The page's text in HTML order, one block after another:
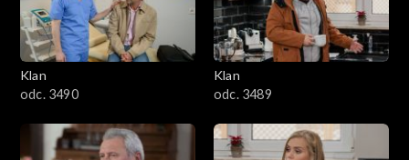
2801–2900
2701–2800
2501–2600
Klan
odc. 3490
Klan
odc. 3489